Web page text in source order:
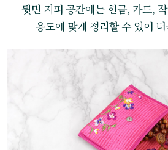
뒷면 지퍼 공간에는 헌금, 카드,
용도에 맞게 정리할 수 있어